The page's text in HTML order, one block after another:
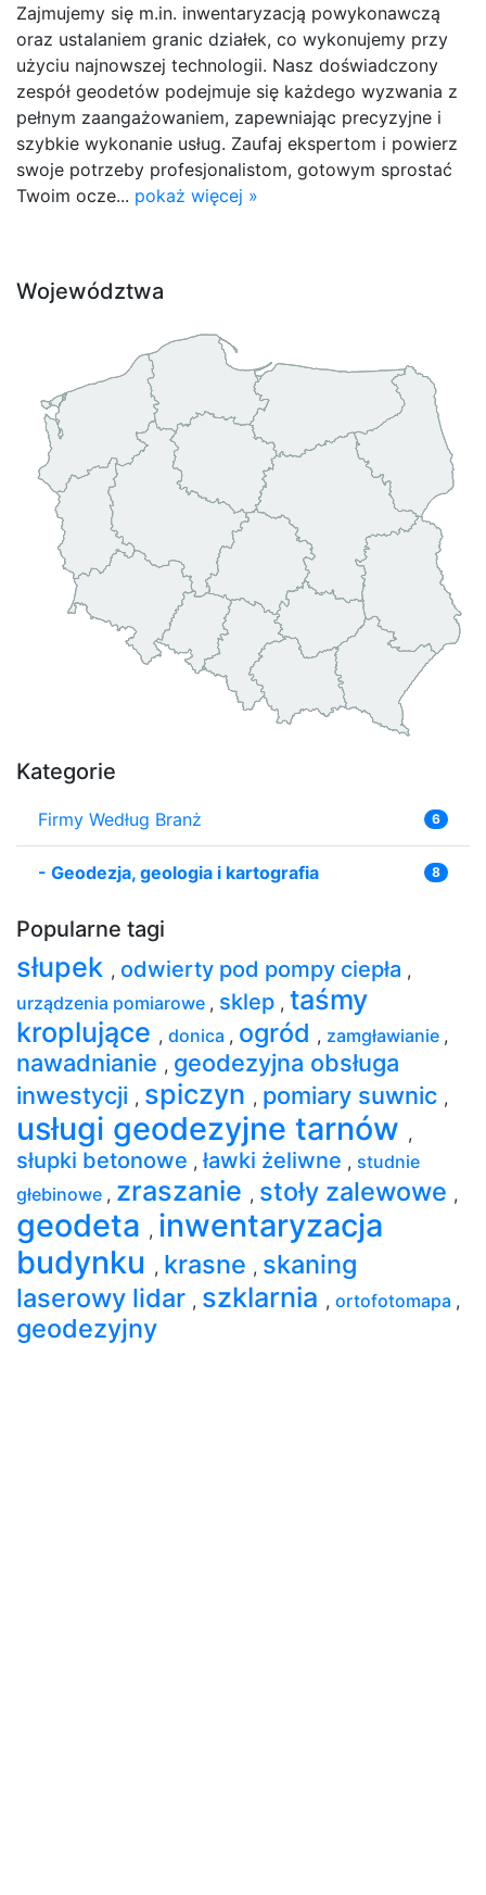
Zajmujemy się m.in. inwentaryzacją powykonawczą
oraz ustalaniem granic działek, co wykonujemy przy
użyciu najnowszej technologii. Nasz doświadczony
zespół geodetów podejmuje się każdego wyzwania z
pełnym zaangażowaniem, zapewniając precyzyjne i
szybkie wykonanie usług. Zaufaj ekspertom i powierz
swoje potrzeby profesjonalistom, gotowym sprostać
Twoim ocze... pokaż więcej »
Województwa
Kategorie
Firmy Według Branż 6
- Geodezja, geologia i kartografia 8
Popularne tagi
słupek , odwierty pod pompy ciepła ,
urządzenia pomiarowe , sklep , taśmy
kroplujące , donica , ogród , zamgławianie ,
nawadnianie , geodezyjna obsługa
inwestycji , spiczyn , pomiary suwnic ,
usługi geodezyjne tarnów ,
słupki betonowe , ławki żeliwne , studnie
głebinowe , zraszanie , stoły zalewowe ,
geodeta , inwentaryzacja
budynku , krasne , skaning
laserowy lidar , szklarnia , ortofotomapa ,
geodezyjny